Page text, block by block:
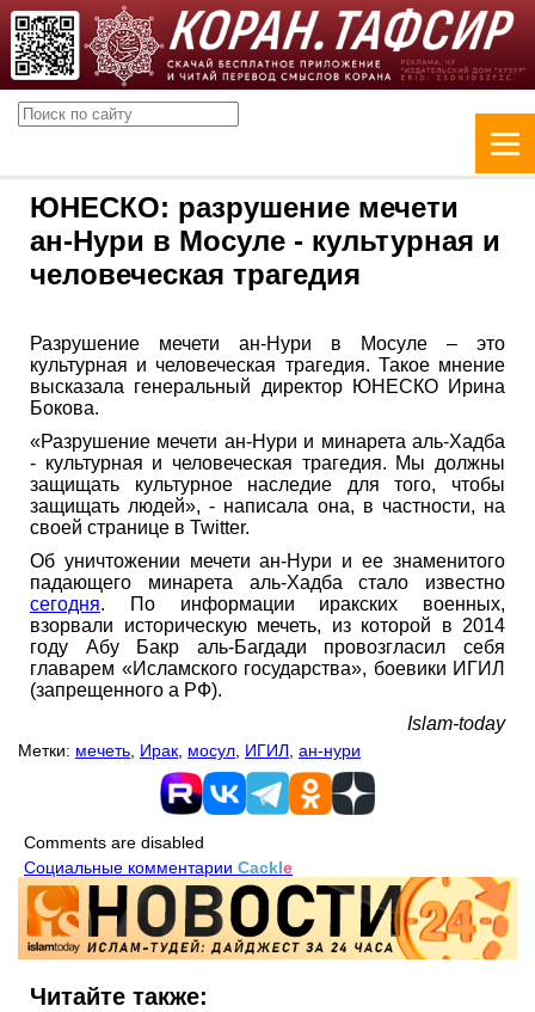
ЮНЕСКО: разрушение мечети
ан-Нури в Мосуле - культурная и
человеческая трагедия
Разрушение мечети ан-Нури в Мосуле – это
культурная и человеческая трагедия. Такое мнение
высказала генеральный директор ЮНЕСКО Ирина
Бокова.
«Разрушение мечети ан-Нури и минарета аль-Хадба
- культурная и человеческая трагедия. Мы должны
защищать культурное наследие для того, чтобы
защищать людей», - написала она, в частности, на
своей странице в Twitter.
Об уничтожении мечети ан-Нури и ее знаменитого
падающего минарета аль-Хадба стало известно
сегодня. По информации иракских военных,
взорвали историческую мечеть, из которой в 2014
году Абу Бакр аль-Багдади провозгласил себя
главарем «Исламского государства», боевики ИГИЛ
(запрещенного а РФ).
Islam-today
Метки: мечеть Ирак мосул ИГИЛ ан-нури
Comments are disabled
Социальные комментарии Cackle
Читайте также: